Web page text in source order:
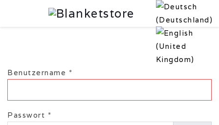
Benutzername *
Passwort *